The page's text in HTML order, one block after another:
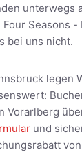
unterwegs
Seasons
bei uns nicht.
legen
Vorarlberg
und